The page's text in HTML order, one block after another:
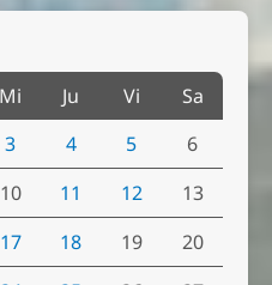
Mi Ju Vi
Sa
3 4 5
6
10 11 12
13
17 18 19
20